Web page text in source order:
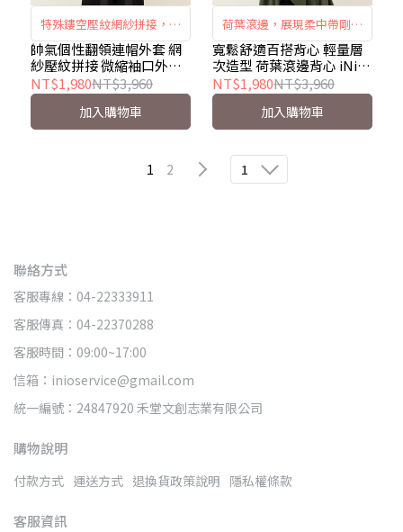
特殊鏤空壓紋網紗拼接，營
造獨特視覺層次，連帽＋大
翻領，時尚帥氣有型，微縮
袖口增添甜美風情。
帥氣個性翻領連帽外套 網
紗壓紋拼接 微縮袖口外套
iNio衣著美學 CEW4803
NT$1,980NT$3,960
加入購物車
荷葉滾邊，展現柔中帶剛的
風格。 雙立體口袋設計，實
用又富有層次感。 短版寬鬆
剪裁修飾比例，穿出率性造
型。 黑與軍綠雙色選擇，輕
寬鬆舒適百搭背心 輕量層
次造型 荷葉滾邊背心 iNio
衣著美學 CEW4801
NT$1,980NT$3,960
加入購物車
1 2 1
聯絡方式
客服專線：04-22333911
客服傳真：04-22370288
客服時間：09:00~17:00
信箱：inioservice@gmail.com
統一編號：24847920 禾堂文創志業有限公司
購物說明
付款方式 運送方式 退換貨政策說明 隱私權條款
客服資訊